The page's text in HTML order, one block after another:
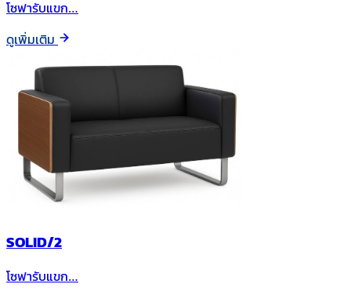
โซฟารับแขก…
ดูเพิ่มเติม
SOLID/2
โซฟารับแขก…